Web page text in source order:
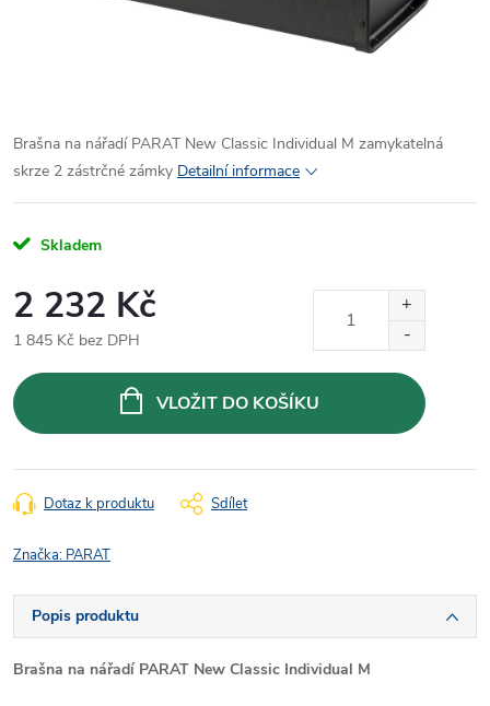
Brašna na nářadí PARAT New Classic Individual M zamykatelná
skrze 2 zástrčné zámky Detailní informace
Skladem
2 232 Kč
1 845 Kč bez DPH
cena:
VLOŽIT DO KOŠÍKU
Dotaz k produktu Sdílet
Značka: PARAT
Popis produktu
Brašna na nářadí PARAT New Classic Individual M